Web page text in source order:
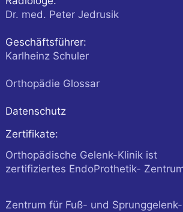
Dr. med. Peter Jedrusik
Geschäftsführer:
Karlheinz Schuler
Orthopädie Glossar
Datenschutz
Zertifikate:
Orthopädische Gelenk-Klinik ist
zertifiziertes EndoProthetik-
Zentrum für Fuß- und Sprunggelenk-